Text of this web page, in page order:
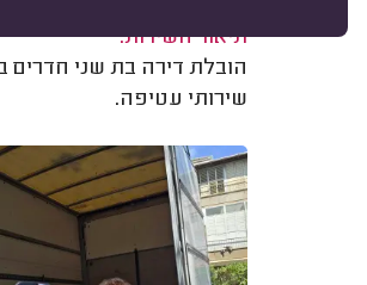
תיאור השירות:
הובלת דירה בת שני חדרים
שירותי עטיפה.